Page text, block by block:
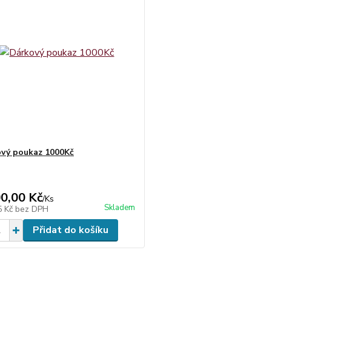
poukaz 1000Kč
Kč/Ks
Kč bez DPH Skladem
Přidat do košíku